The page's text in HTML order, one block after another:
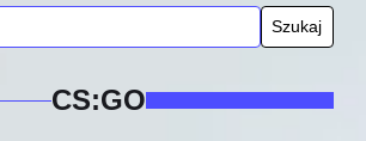
CS:GO